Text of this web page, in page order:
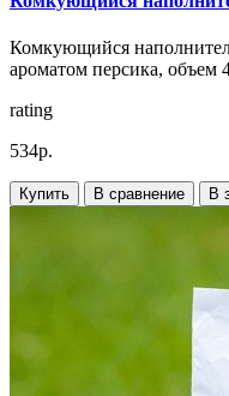
Комкующийся
ароматом персика, объем
rating
534р.
Купить В сравнение В